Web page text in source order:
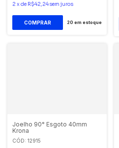
2 x de R$42,24sem juros
20 em estoque
Joelho 90° Esgoto 40mm
Krona
CÓD: 12915